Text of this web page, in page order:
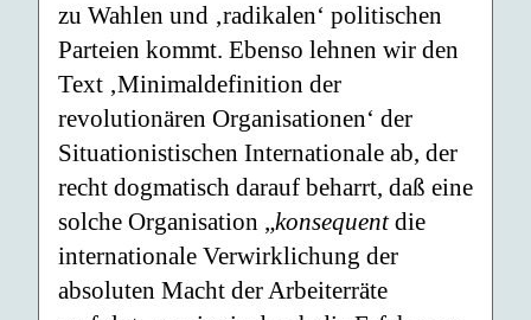
zu Wahlen und ‚radikalen‘ politischen
Parteien kommt. Ebenso lehnen wir den
Text ‚Minimaldefinition der
revolutionären Organisationen‘ der
Situationistischen Internationale ab, der
recht dogmatisch darauf beharrt, daß eine
solche Organisation „konsequentdie
internationale Verwirklichung der
absoluten Macht der Arbeiterräte